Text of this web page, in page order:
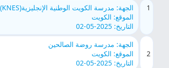
1
الجهة: مدرسة الكويت الوطنية الإنجليزية(KNES)
الموقع: الكويت
التاريخ: 2025-05-02
2
الجهة: مدرسة روضة الصالحين
الموقع: الكويت
التاريخ: 2025-05-02